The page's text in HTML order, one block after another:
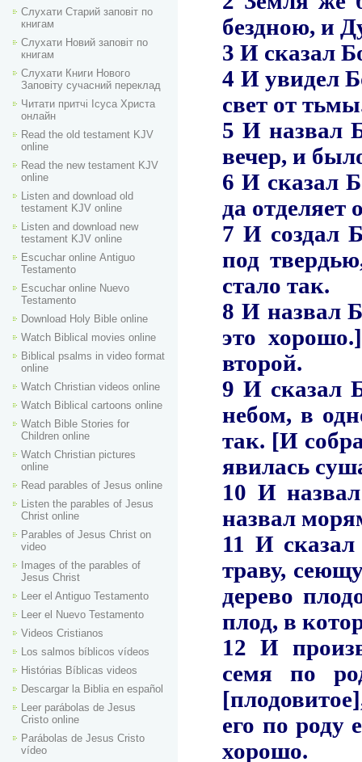
Слухати Старий заповіт по
книгам
Слухати Новий заповіт по
книгам
Слухати Книги Нового
Заповіту сучасний переклад
Читати притчі Ісуса Христа
онлайн
Read the old testament KJV
online
Read the new testament KJV
online
Listen and download old
testament KJV online
Listen and download new
testament KJV online
Escuchar online Аntiguo
Testamento
Escuchar online Nuevo
Testamento
Download Holy Bible online
Watch Biblical movies online
Biblical psalms in video format
online
Watch Christian videos online
Watch Biblical cartoons online
Watch Bible Stories for
Children online
Watch Christian pictures
online
Read parables of Jesus online
Listen the parables of Jesus
Christ online
Parables of Jesus Christ on
video
Images of the parables of
Jesus Christ
Leer el Antiguo Testamento
Leer el Nuevo Testamento
Videos Cristianos
Los salmos bíblicos vídeos
Histórias Bíblicas videos
Descargar la Biblia en español
Leer parábolas de Jesus
Cristo online
Parábolas de Jesus Cristo
vídeo